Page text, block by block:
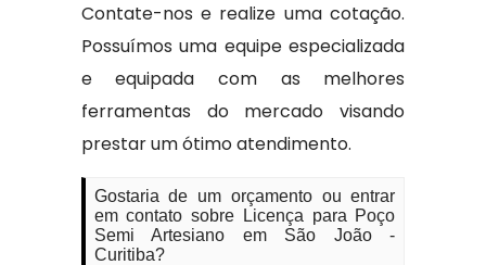
Contate-nos e realize uma cotação.
Possuímos uma equipe especializada
e equipada com as melhores
ferramentas do mercado visando
prestar um ótimo atendimento.
Gostaria de um orçamento ou entrar
em contato sobre Licença para Poço
Semi Artesiano em São João -
Curitiba?